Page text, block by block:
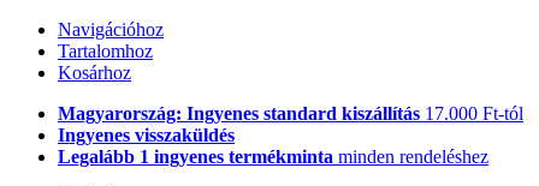
Navigációhoz
Tartalomhoz
Kosárhoz
Magyarország: Ingyenes standard kiszállítás 17.000 Ft-tól
Ingyenes visszaküldés
Legalább 1 ingyenes termékminta minden rendeléshez